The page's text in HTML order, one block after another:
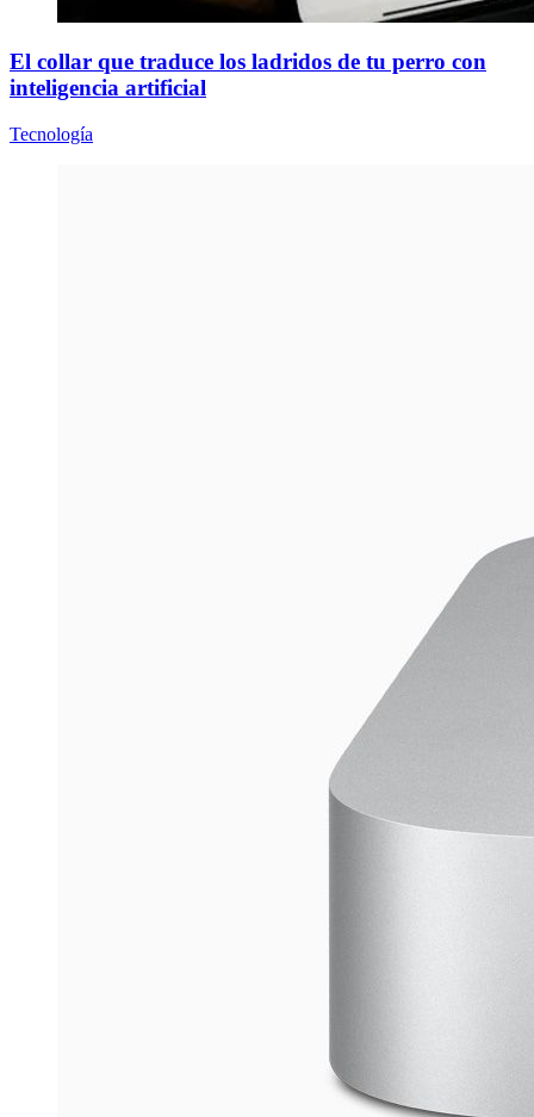
El collar que traduce los ladridos de tu perro con
inteligencia artificial
Tecnología